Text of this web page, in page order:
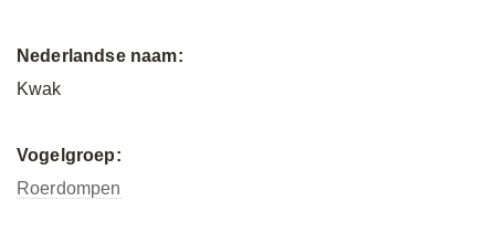
Nederlandse naam:
Kwak
Vogelgroep:
Roerdompen